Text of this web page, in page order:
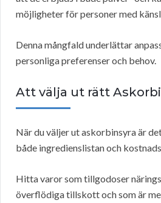
möjligheter för personer med
Denna mångfald underlättar
personliga preferenser och behov.
Att välja ut rätt
När du väljer ut askorbinsyra är
både ingredienslistan och
Hitta varor som tillgodoser
överflödiga tillskott och som är